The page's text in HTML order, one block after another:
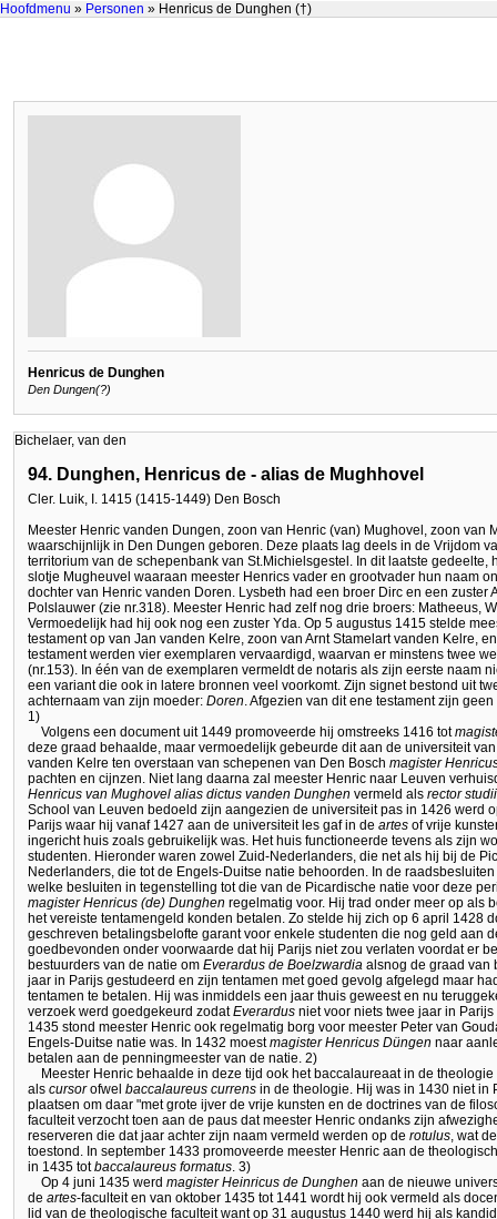
Hoofdmenu » Personen » Henricus de Dunghen (†)
Henricus de Dunghen
Den Dungen(?)
Bichelaer, van den
94. Dunghen, Henricus de - alias de Mughhovel
Cler. Luik, I. 1415 (1415-1449) Den Bosch
Meester Henric vanden Dungen, zoon van Henric (van) Mughovel, zoon van
waarschijnlijk in Den Dungen geboren. Deze plaats lag deels in de Vrijdom
territorium van de schepenbank van St.Michielsgestel. In dit laatste
slotje Mugheuvel waaraan meester Henrics vader en grootvader hun naam
dochter van Henric vanden Doren. Lysbeth had een broer Dirc en een zuster
Polslauwer (zie nr.318). Meester Henric had zelf nog drie broers: Matheeus,
Vermoedelijk had hij ook nog een zuster Yda. Op 5 augustus 1415 stelde
testament op van Jan vanden Kelre, zoon van Arnt Stamelart vanden Kelre,
testament werden vier exemplaren vervaardigd, waarvan er minstens twee
(nr.153). In één van de exemplaren vermeldt de notaris als zijn eerste naam
een variant die ook in latere bronnen veel voorkomt. Zijn signet bestond uit
achternaam van zijn moeder: Doren. Afgezien van dit ene testament zijn
1)
Volgens een document uit 1449 promoveerde hij omstreeks 1416 tot
deze graad behaalde, maar vermoedelijk gebeurde dit aan de universiteit
vanden Kelre ten overstaan van schepenen van Den Bosch magister
pachten en cijnzen. Niet lang daarna zal meester Henric naar Leuven
Henricus van Mughovel alias dictus vanden Dunghen vermeld als rector
School van Leuven bedoeld zijn aangezien de universiteit pas in 1426 werd
Parijs waar hij vanaf 1427 aan de universiteit les gaf in de artes of vrije
ingericht huis zoals gebruikelijk was. Het huis functioneerde tevens als zijn
studenten. Hieronder waren zowel Zuid-Nederlanders, die net als hij bij de
Nederlanders, die tot de Engels-Duitse natie behoorden. In de
welke besluiten in tegenstelling tot die van de Picardische natie voor deze
magister Henricus (de) Dunghen regelmatig voor. Hij trad onder meer op als
het vereiste tentamengeld konden betalen. Zo stelde hij zich op 6 april 1428
geschreven betalingsbelofte garant voor enkele studenten die nog geld aan
goedbevonden onder voorwaarde dat hij Parijs niet zou verlaten voordat er
bestuurders van de natie om Everardus de Boelzwardia alsnog de graad van
jaar in Parijs gestudeerd en zijn tentamen met goed gevolg afgelegd maar
tentamen te betalen. Hij was inmiddels een jaar thuis geweest en nu
verzoek werd goedgekeurd zodatEverardus niet voor niets twee jaar in
1435 stond meester Henric ook regelmatig borg voor meester Peter van
Engels-Duitse natie was. In 1432 moestmagister Henricus Düngen naar
betalen aan de penningmeester van de natie. 2)
Meester Henric behaalde in deze tijd ook het baccalaureaat in de
als cursorofwel baccalaureus currens in de theologie. Hij was in 1430 niet
plaatsen om daar "met grote ijver de vrije kunsten en de doctrines van de
faculteit verzocht toen aan de paus dat meester Henric ondanks zijn
reserveren die dat jaar achter zijn naam vermeld werden op de rotulus, wat
toestond. In september 1433 promoveerde meester Henric aan de
in 1435 totbaccalaureus formatus. 3)
Op 4 juni 1435 werd magister Heinricus de Dunghen aan de nieuwe
de artes-faculteit en van oktober 1435 tot 1441 wordt hij ook vermeld als
lid van de theologische faculteit want op 31 augustus 1440 werd hij als